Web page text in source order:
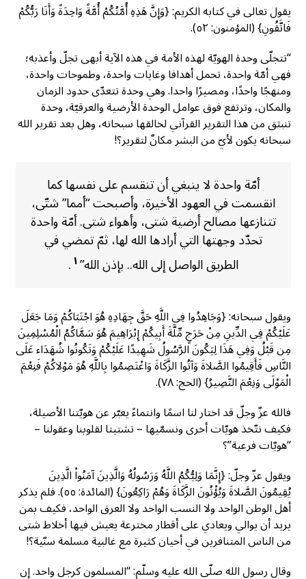
يقول تعالى في كتابه الكريم: {وَإِنَّ هَذِهِ أُمَّتُكُمْ أُمَّةً وَاحِدَةً وَأَنَا رَبُّكُمْ
فَاتَّقُونِ} (المؤمنون: ٥٢).
“تتجلّى وحدة الهويّة لهذه الأمة في هذه الآية أبهى تجلّ وأعذبه؛
فهي أمّة واحدة، تحمل أهدافا وغايات واحدة، وطموحات واحدة،
ومنهجًا واحدًا، ومصيرًا واحدا. وهي وحدة تتعدّى حدود الزمان
والمكان، وترتفع فوق عوامل الوحدة الأرضية والعرقيّة، وحدة
تنبثق من هذا التقرير القرآني لخالقها سبحانه، وهل بعد تقرير الله
سبحانه يكون لأيّ من البشر مكانٌ لتقرير؟!
أمّة واحدة لا ينبغي أن تنقسم على نفسها كما
انقسمت في العهود الأخيرة، وأصبحت “أمما” شتّى،
تتنازعها مصالح أرضية شتى، وأهواء شتى. أمّة واحدة
تحدّد وجهتها التي أرادها الله لها، ثمّ تمضي في
الطريق الواصل إلى الله.. بإذن الله”١.
ويقول سبحانه: {وَجَاهِدُوا فِي اللَّهِ حَقَّ جِهَادِهِ هُوَ اجْتَبَاكُمْ وَمَا جَعَلَ
عَلَيْكُمْ فِي الدِّينِ مِنْ حَرَجٍ مِّلَّةَ أَبِيكُمْ إِبْرَاهِيمَ هُوَ سَمَّاكُمُ الْمُسْلِمِينَ
مِن قَبْلُ وَفِي هَذَا لِيَكُونَ الرَّسُولُ شَهِيدًا عَلَيْكُمْ وَتَكُونُوا شُهَدَاء عَلَى
النَّاسِ فَأَقِيمُوا الصَّلاةَ وَآتُوا الزَّكَاةَ وَاعْتَصِمُوا بِاللَّهِ هُوَ مَوْلاكُمْ فَنِعْمَ
الْمَوْلَى وَنِعْمَ النَّصِيرُ} (الحج: ٧٨).
فالله عزّ وجلّ قد اختار لنا اسمًا وانتماءً يعبّر عن هويّتنا الأصيلة،
فكيف نتّخذ هويّات أخرى ونسمّيها – تشتيتا لقلوبنا وعقولنا –
“هويّات فرعية”؟
ويقول عزّ وجلّ: {إِنَّمَا وَلِيُّكُمُ اللَّهُ وَرَسُولُهُ وَالَّذِينَ آمَنُواْ الَّذِينَ
يُقِيمُونَ الصَّلاةَ وَيُؤْتُونَ الزَّكَاةَ وَهُمْ رَاكِعُونَ} (المائدة: ٥٥). فلم يذكر
أهل الوطن الواحد ولا النسب الواحد ولا العرق الواحد، فكيف بمن
يريد أن يوالي ويعادي على أقطار مخترعة يعيش فيها أخلاط شتى
من الناس المتنافرين في أحيان كثيرة مع غالبية مسلمة سنّية؟!
وقال رسول الله صلّى الله عليه وسلّم: “المسلمون كرجل واحد. إن